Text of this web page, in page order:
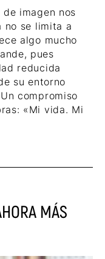
imagen nos
no se limita a
algo mucho
pues
reducida
su entorno
compromiso
«Mi vida. Mi
MÁS